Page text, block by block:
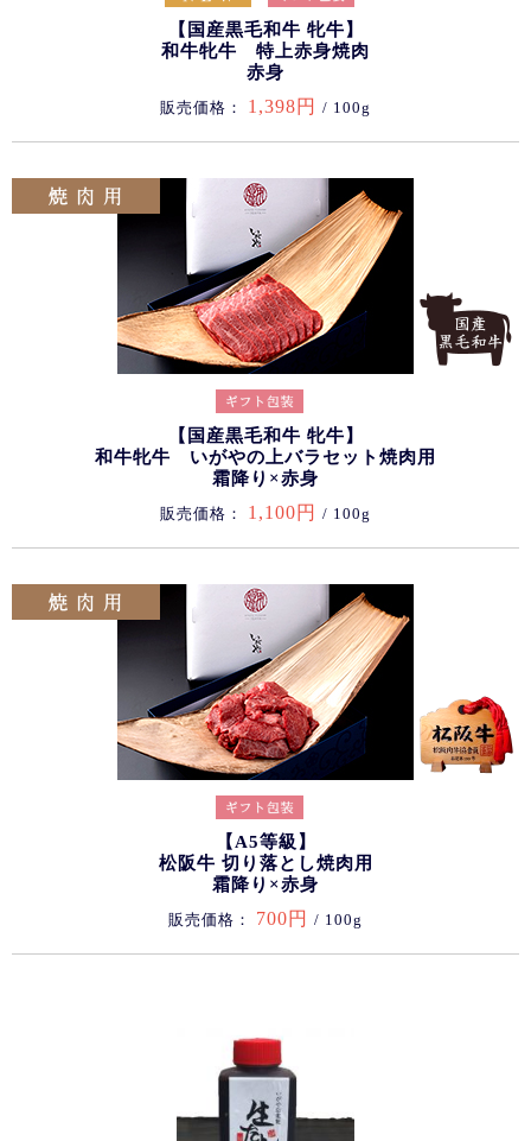
【国産黒毛和牛 牝牛】
和牛牝牛 特上赤身焼肉
赤身
販売価格： 1,398円 / 100g
【国産黒毛和牛 牝牛】
和牛牝牛 いがやの上バラセット焼肉用
霜降り×赤身
販売価格： 1,100円 / 100g
【A5等級】
松阪牛 切り落とし焼肉用
霜降り×赤身
販売価格： 700円 / 100g